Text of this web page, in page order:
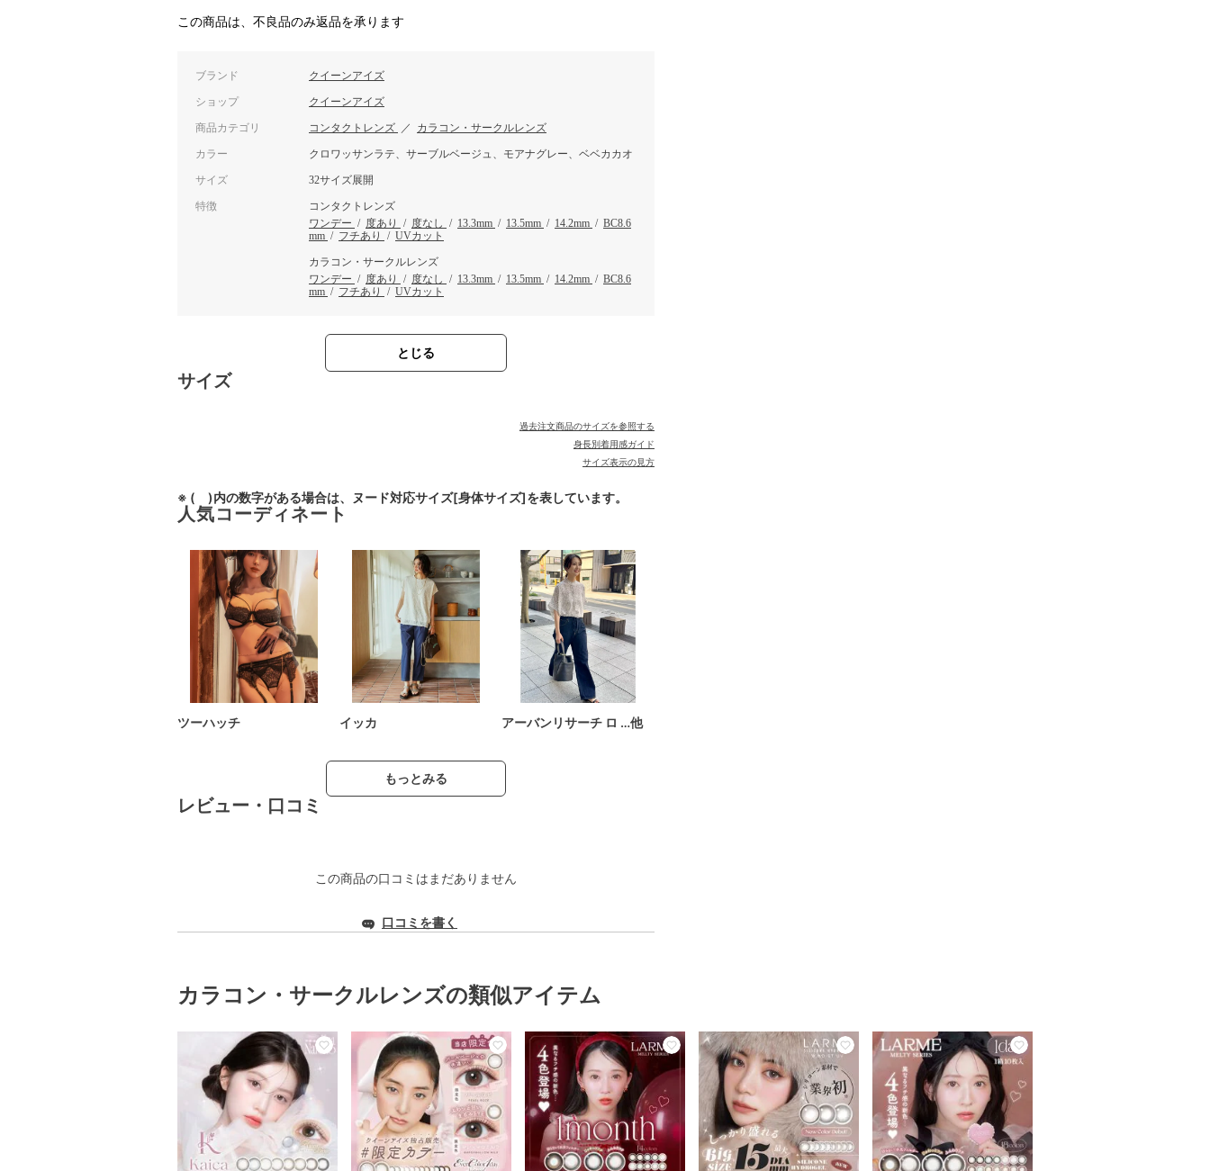
この商品は、不良品のみ返品を承ります
ブランド クイーンアイズ
ショップ クイーンアイズ
商品カテゴリ コンタクトレンズ ／ カラコン・サークルレンズ
カラー クロワッサンラテ、サーブルベージュ、モアナグレー、ベベカカオ
サイズ 32サイズ展開
特徴
コンタクトレンズ
ワンデー / 度あり / 度なし / 13.3mm / 13.5mm / 14.2mm / BC8.6
mm / フチあり / UVカット
カラコン・サークルレンズ
ワンデー / 度あり / 度なし / 13.3mm / 13.5mm / 14.2mm / BC8.6
mm / フチあり / UVカット
とじる
サイズ
過去注文商品のサイズを参照する
身長別着用感ガイド
サイズ表示の見方
※ ( )内の数字がある場合は、ヌード対応サイズ[身体サイズ]を表しています。
人気コーディネート
ツーハッチ イッカ アーバンリサーチ ロ …他
もっとみる
レビュー・口コミ
この商品の口コミはまだありません
口コミを書く
カラコン・サークルレンズの類似アイテム